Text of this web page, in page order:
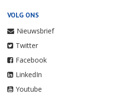
VOLG ONS
Nieuwsbrief
Twitter
Facebook
LinkedIn
Youtube